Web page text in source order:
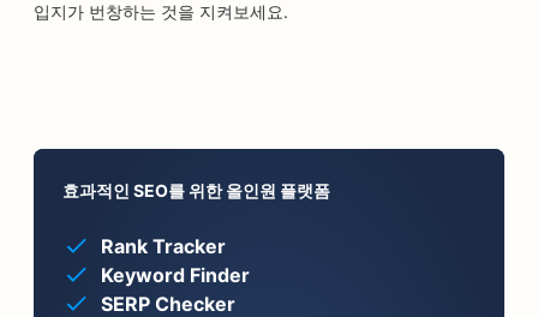
입지가 번창하는 것을 지켜보세요.
효과적인 SEO를 위한 올인원 플랫폼
Rank Tracker
Keyword Finder
SERP Checker